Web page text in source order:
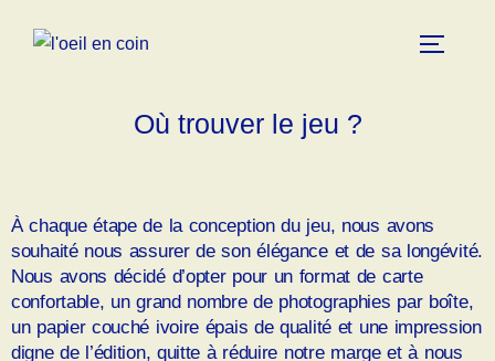
Où trouver le jeu ?
À chaque étape de la conception du jeu, nous avons
souhaité nous assurer de son élégance et de sa longévité.
Nous avons décidé d’opter pour un format de carte
confortable, un grand nombre de photographies par boîte,
un papier couché ivoire épais de qualité et une impression
digne de l’édition, quitte à réduire notre marge et à nous